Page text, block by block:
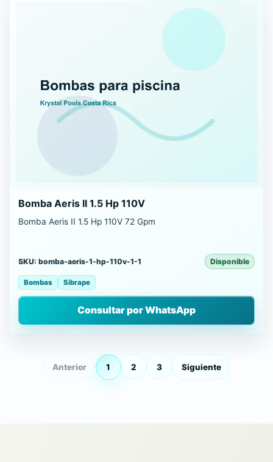
Bomba Aeris II 1.5 Hp 110V
Bomba Aeris II 1.5 Hp 110V 72 Gpm
SKU: bomba-aeris-1-hp-110v-1-1 Disponible
Bombas Sibrape
Consultar por WhatsApp
Anterior 1 2 3 Siguiente